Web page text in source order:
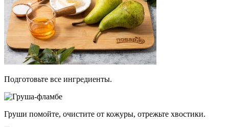
Подготовьте все ингредиенты.
Груши помойте, очистите от кожуры, отрежьте хвостики.